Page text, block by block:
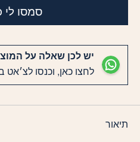
סמסו לי
יש לכן שאלה על
לחצו כאן, וכנסו לצ׳אט
תיאור